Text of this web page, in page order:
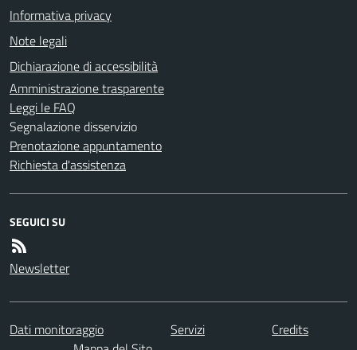
Informativa privacy
Note legali
Dichiarazione di accessibilità
Amministrazione trasparente
Leggi le FAQ
Segnalazione disservizio
Prenotazione appuntamento
Richiesta d'assistenza
SEGUICI SU
Newsletter
Dati monitoraggio Servizi
Credits